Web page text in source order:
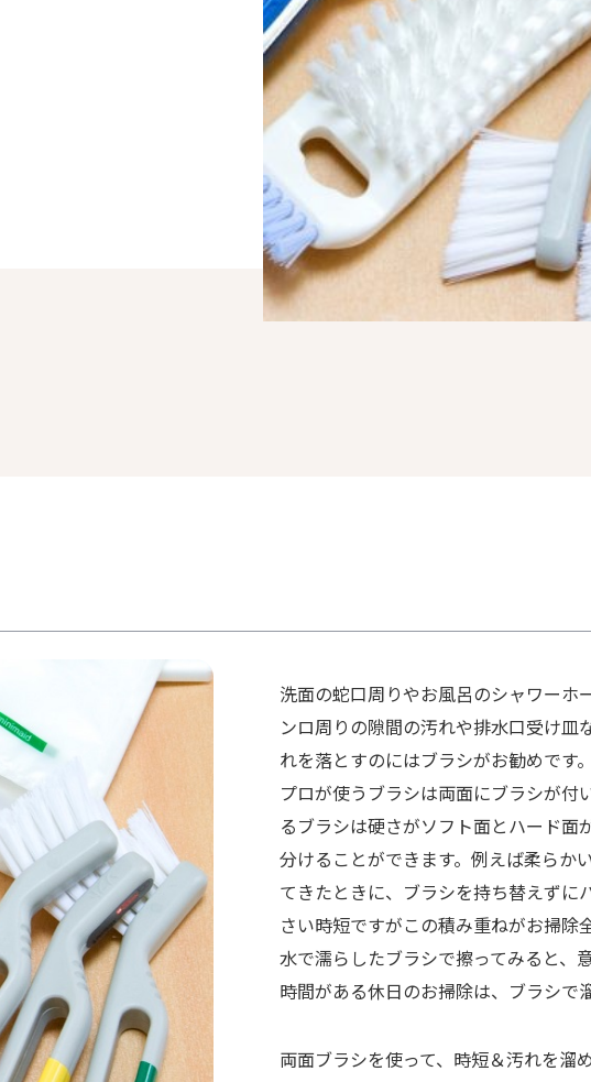
洗面の蛇口周りやお風呂のシャワーホ
ンロ周りの隙間の汚れや排水口受け
れを落とすのにはブラシがお勧めです。
プロが使うブラシは両面にブラシが付
るブラシは硬さがソフト面とハード面
分けることができます。例えば柔らか
てきたときに、ブラシを持ち替えずに
さい時短ですがこの積み重ねがお掃除
水で濡らしたブラシで擦ってみると、
時間がある休日のお掃除は、ブラシで
両面ブラシを使って、時短＆汚れを溜